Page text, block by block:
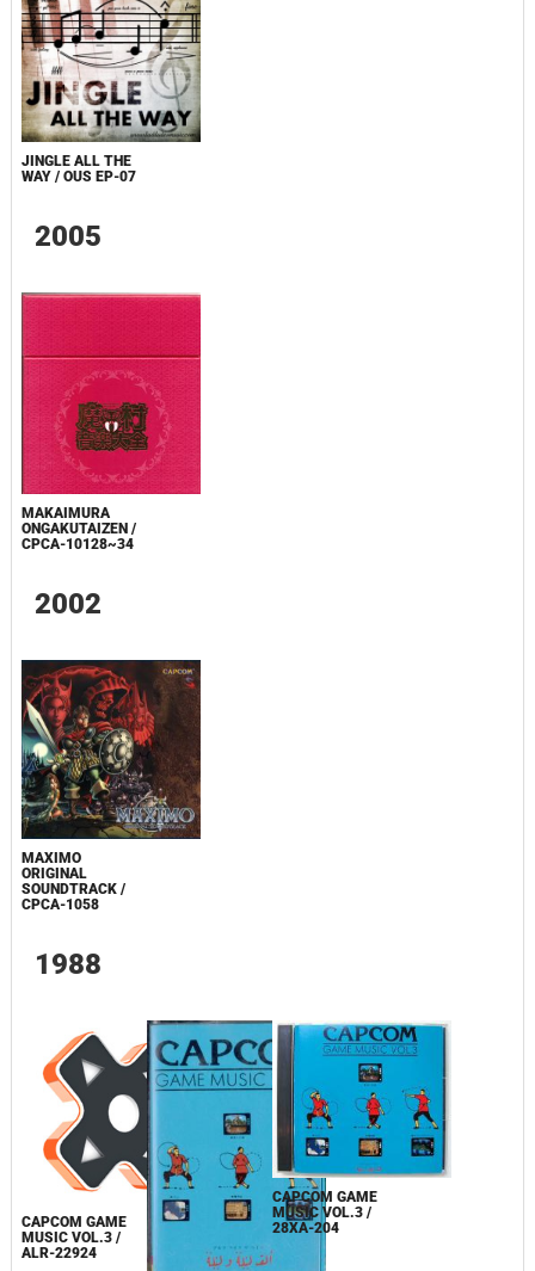
JINGLE ALL THE
WAY / OUS EP-07
2005
MAKAIMURA
ONGAKUTAIZEN /
CPCA-10128~34
2002
MAXIMO
ORIGINAL
SOUNDTRACK /
CPCA-1058
1988
CAPCOM GAME
MUSIC VOL.3 /
ALR-22924
CAPCOM GAME
MUSIC VOL.3 /
28XA-204